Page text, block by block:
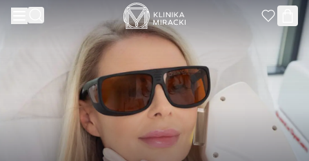
Przejdź do treści